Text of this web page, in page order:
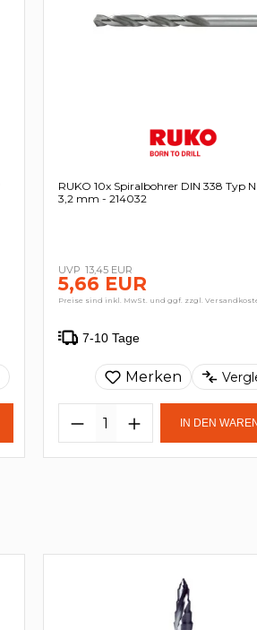
RUKO 10x Spiralbohrer DIN 338 Typ
3,2 mm - 214032
13,45 EUR
5,66 EUR
Preise sind inkl. MwSt. und ggf. zzgl.
7-10 Tage
Merken
IN DEN